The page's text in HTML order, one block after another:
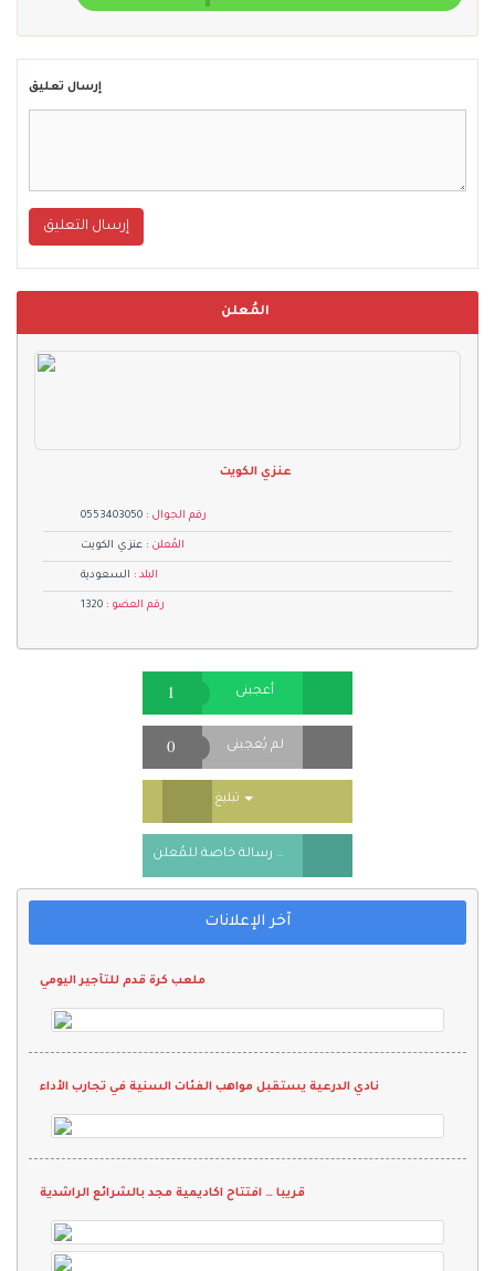
إرسال تعليق
إرسال التعليق
المُعلن
عنزي الكويت
رقم الجوال : 0553403050
المُعلن : عنزي الكويت
البلد : السعودية
رقم العضو : 1320
أعجبنى 1
لم يُعجبنى 0
تبليغ Toggle Dropdown
أرسل رسالة خاصة للمُعلن
آخر الإعلانات
ملعب كرة قدم للتأجير اليومي
نادي الدرعية يستقبل مواهب الفئات السنية في تجارب الأداء
قريبا … افتتاح اكاديمية مجد بالشرائع الراشدية